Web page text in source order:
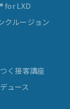
for LXD
クルージョン
く接客講座
ュース